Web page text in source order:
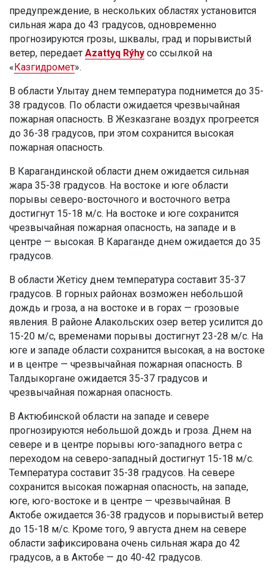
предупреждение, в нескольких областях установится
сильная жара до 43 градусов, одновременно
прогнозируются грозы, шквалы, град и порывистый
ветер, передает Azattyq Rýhy со ссылкой на
«Казгидромет».
В области Улытау днем температура поднимется до 35-
38 градусов. По области ожидается чрезвычайная
пожарная опасность. В Жезказгане воздух прогреется
до 36-38 градусов, при этом сохранится высокая
пожарная опасность.
В Карагандинской области днем ожидается сильная
жара 35-38 градусов. На востоке и юге области
порывы северо-восточного и восточного ветра
достигнут 15-18 м/с. На востоке и юге сохранится
чрезвычайная пожарная опасность, на западе и в
центре — высокая. В Караганде днем ожидается до 35
градусов.
В области Жетісу днем температура составит 35-37
градусов. В горных районах возможен небольшой
дождь и гроза, а на востоке и в горах — грозовые
явления. В районе Алакольских озер ветер усилится до
15-20 м/с, временами порывы достигнут 23-28 м/с. На
юге и западе области сохранится высокая, а на востоке
и в центре — чрезвычайная пожарная опасность. В
Талдыкоргане ожидается 35-37 градусов и
чрезвычайная пожарная опасность.
В Актюбинской области на западе и севере
прогнозируются небольшой дождь и гроза. Днем на
севере и в центре порывы юго-западного ветра с
переходом на северо-западный достигнут 15-18 м/с.
Температура составит 35-38 градусов. На севере
сохранится высокая пожарная опасность, на западе,
юге, юго-востоке и в центре — чрезвычайная. В
Актобе ожидается 36-38 градусов и порывистый ветер
до 15-18 м/с. Кроме того, 9 августа днем на севере
области зафиксирована очень сильная жара до 42
градусов, а в Актобе — до 40-42 градусов.